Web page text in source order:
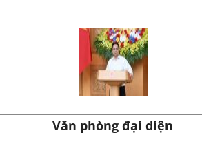
Văn phòng đại diện